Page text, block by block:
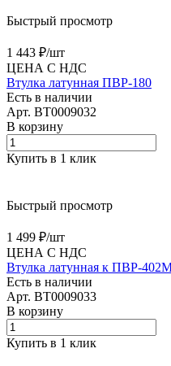
Быстрый просмотр
1 443 ₽/шт
ЦЕНА С НДС
Втулка латунная ПВР-180
Есть в наличии
Арт. BT0009032
В корзину
Купить в 1 клик
Быстрый просмотр
1 499 ₽/шт
ЦЕНА С НДС
Втулка латунная к ПВР-
Есть в наличии
Арт. BT0009033
В корзину
Купить в 1 клик